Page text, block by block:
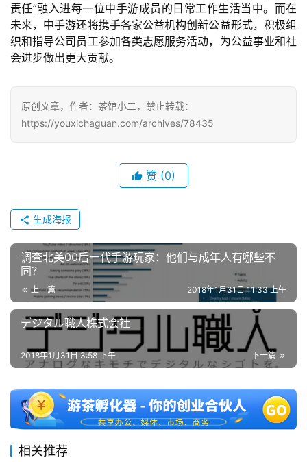
7
0
日
对
接
会
上
海
中
文
(
中
责任”融入进每一位中手游成员的日常工作生活当中。而在
未来，中手游还将携手各家公益机构创新公益形式，积极组
织和指导公司员工参加各类志愿服务活动，为公益事业和社
会进步做出更大贡献。
原创文章，作者：茶馆小二，禁止转载：
https://youxichaguan.com/archives/78435
赞 (0)
生成海报
调查北美00后一代手游玩家：他们与成年人有哪些不
同？
上一篇 2018年1月31日 11:33 上午
デジタル職人株式会社
下一篇
2018年1月31日 3:58 下午
相关推荐